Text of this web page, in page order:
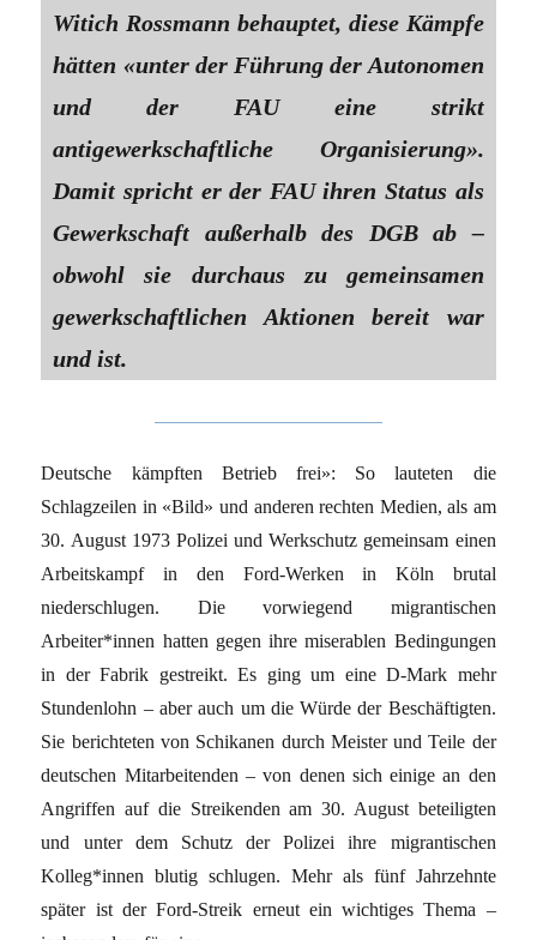
Witich Rossmann behauptet, diese Kämpfe
hätten «unter der Führung der Autonomen
und der FAU eine strikt
antigewerkschaftliche Organisierung».
Damit spricht er der FAU ihren Status als
Gewerkschaft außerhalb des DGB ab –
obwohl sie durchaus zu gemeinsamen
gewerkschaftlichen Aktionen bereit war
und ist.
Deutsche kämpften Betrieb frei»: So lauteten die
Schlagzeilen in «Bild» und anderen rechten Medien, als am
30. August 1973 Polizei und Werkschutz gemeinsam einen
Arbeitskampf in den Ford-Werken in Köln brutal
niederschlugen. Die vorwiegend migrantischen
Arbeiter*innen hatten gegen ihre miserablen Bedingungen
in der Fabrik gestreikt. Es ging um eine D-Mark mehr
Stundenlohn – aber auch um die Würde der Beschäftigten.
Sie berichteten von Schikanen durch Meister und Teile der
deutschen Mitarbeitenden – von denen sich einige an den
Angriffen auf die Streikenden am 30. August beteiligten
und unter dem Schutz der Polizei ihre migrantischen
Kolleg*innen blutig schlugen. Mehr als fünf Jahrzehnte
später ist der Ford-Streik erneut ein wichtiges Thema –